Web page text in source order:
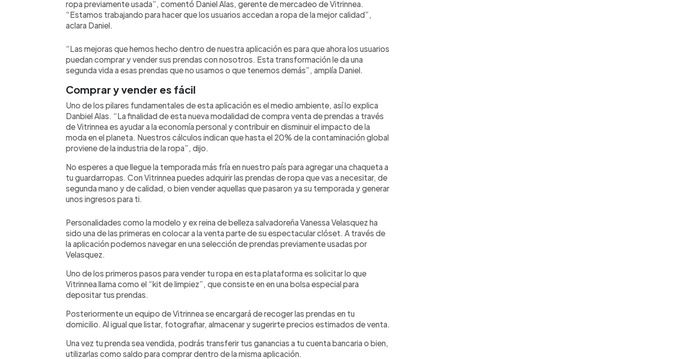
ropa previamente usada”, comentó Daniel Alas, gerente de mercadeo de Vitrinnea.
“Estamos trabajando para hacer que los usuarios accedan a ropa de la mejor calidad”,
aclara Daniel.
“Las mejoras que hemos hecho dentro de nuestra aplicación es para que ahora los usuarios
puedan comprar y vender sus prendas con nosotros. Esta transformación le da una
segunda vida a esas prendas que no usamos o que tenemos demás”, amplía Daniel.
Comprar y vender es fácil
Uno de los pilares fundamentales de esta aplicación es el medio ambiente, así lo explica
Danbiel Alas. “La finalidad de esta nueva modalidad de compra venta de prendas a través
de Vitrinnea es ayudar a la economía personal y contribuir en disminuir el impacto de la
moda en el planeta. Nuestros cálculos indican que hasta el 20% de la contaminación global
proviene de la industria de la ropa”, dijo.
No esperes a que llegue la temporada más fría en nuestro país para agregar una chaqueta a
tu guardarropas. Con Vitrinnea puedes adquirir las prendas de ropa que vas a necesitar, de
segunda mano y de calidad, o bien vender aquellas que pasaron ya su temporada y generar
unos ingresos para ti.
Personalidades como la modelo y ex reina de belleza salvadoreña Vanessa Velasquez ha
sido una de las primeras en colocar a la venta parte de su espectacular clóset. A través de
la aplicación podemos navegar en una selección de prendas previamente usadas por
Velasquez.
Uno de los primeros pasos para vender tu ropa en esta plataforma es solicitar lo que
Vitrinnea llama como el “kit de limpiez”, que consiste en en una bolsa especial para
depositar tus prendas.
Posteriormente un equipo de Vitrinnea se encargará de recoger las prendas en tu
domicilio. Al igual que listar, fotografiar, almacenar y sugerirte precios estimados de venta.
Una vez tu prenda sea vendida, podrás transferir tus ganancias a tu cuenta bancaria o bien,
utilizarlas como saldo para comprar dentro de la misma aplicación.